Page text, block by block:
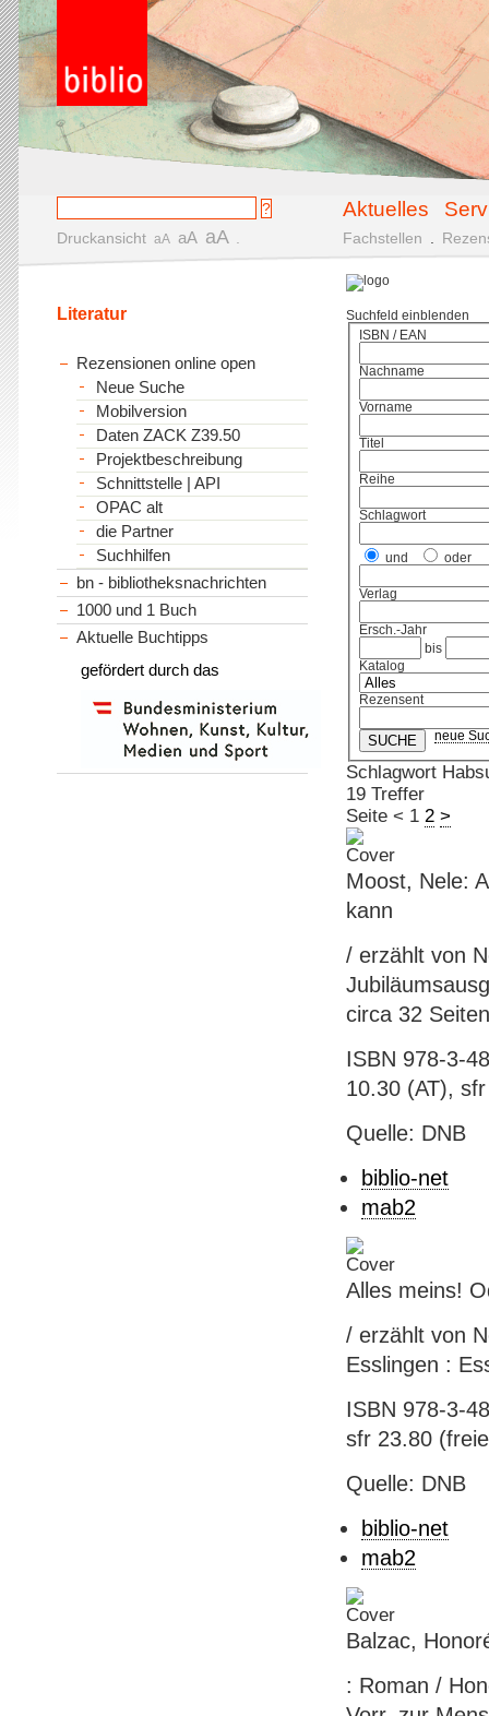
Aktuelles
Druckansicht aA aA aA Fachstellen
Suchfeld einblenden
ISBN / EAN
Nachname
Vorname
Titel
Reihe
Schlagwort
und oder
Verlag
Ersch.-Jahr
bis
Katalog
Rezensent
neue
Schlagwort
19 Treffer
Seite < 1 2 >
Moost, Nele:
kann
/ erzählt von
circa 32
ISBN 978-3-
10.30 (AT),
Quelle: DNB
biblio-net
mab2
Alles meins!
/ erzählt von
Esslingen :
ISBN 978-3-
sfr 23.80
Quelle: DNB
biblio-net
mab2
Balzac,
: Roman /
Literatur
Rezensionen online open
Neue Suche
Mobilversion
Daten ZACK Z39.50
Projektbeschreibung
Schnittstelle | API
OPAC alt
die Partner
Suchhilfen
bn - bibliotheksnachrichten
1000 und 1 Buch
Aktuelle Buchtipps
gefördert durch das